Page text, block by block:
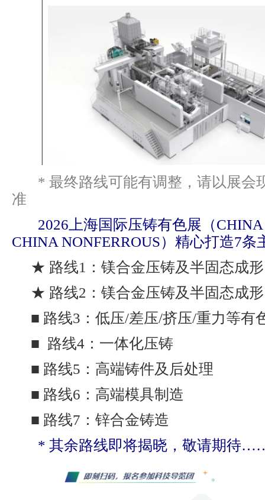
* 最终路线可能有调整，请以展会
准
2026上海国际压铸有色展（
CHINA NONFERROUS）精心打造7条
★ 路线1：镁合金压铸及半固态成
★ 路线2：镁合金压铸及半固态成
■ 路线3：低压/差压/挤压/重力等有
■ 路线4：一体化压铸
■ 路线5：高端铸件及后处理
■ 路线6：高端模具制造
■ 路线7：锌合金铸造
* 其余路线即将揭晓，敬请期待